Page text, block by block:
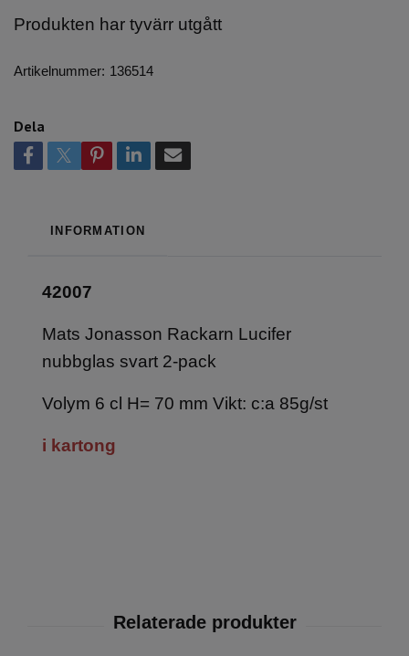
Produkten har tyvärr utgått
Artikelnummer: 136514
Dela
INFORMATION
42007
Mats Jonasson Rackarn Lucifer
nubbglas svart 2-pack
Volym 6 cl H= 70 mm Vikt: c:a 85g/st
i kartong